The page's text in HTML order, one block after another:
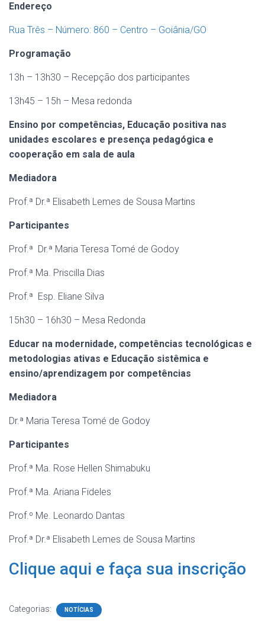
Endereço
Rua Três – Número: 860 – Centro – Goiânia/GO
Programação
13h – 13h30 – Recepção dos participantes
13h45 – 15h – Mesa redonda
Ensino por competências, Educação positiva nas
unidades escolares e presença pedagógica e
cooperação em sala de aula
Mediadora
Prof.ª Dr.ª Elisabeth Lemes de Sousa Martins
Participantes
Prof.ª Dr.ª Maria Teresa Tomé de Godoy
Prof.ª Ma. Priscilla Dias
Prof.ª Esp. Eliane Silva
15h30 – 16h30 – Mesa Redonda
Educar na modernidade, competências tecnológicas e
metodologias ativas e Educação sistêmica e
ensino/aprendizagem por competências
Mediadora
Dr.ª Maria Teresa Tomé de Godoy
Participantes
Prof.ª Ma. Rose Hellen Shimabuku
Prof.ª Ma. Ariana Fideles
Prof.º Me. Leonardo Dantas
Prof.ª Dr.ª Elisabeth Lemes de Sousa Martins
Clique aqui e faça sua inscrição
Categorias: NOTÍCIAS